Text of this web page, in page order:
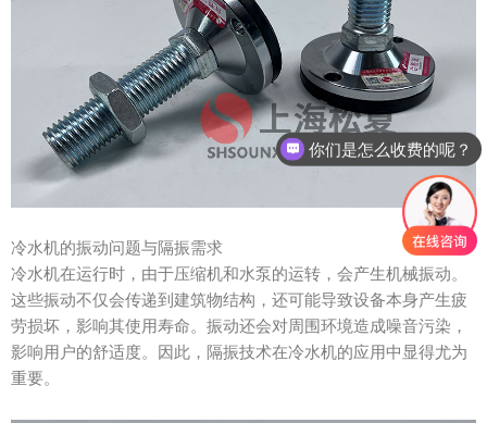
冷水机的振动问题与隔振需求
冷水机在运行时，由于压缩机和水泵的运转，会产生机械振动。
这些振动不仅会传递到建筑物结构，还可能导致设备本身产生疲
劳损坏，影响其使用寿命。振动还会对周围环境造成噪音污染，
影响用户的舒适度。因此，隔振技术在冷水机的应用中显得尤为
重要。
你们是怎么收费的呢？